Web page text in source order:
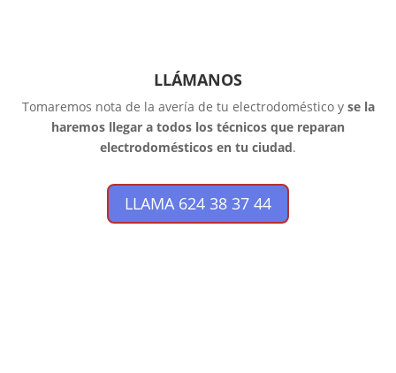
LLÁMANOS
Tomaremos nota de la avería de tu electrodoméstico y se la
haremos llegar a todos los técnicos que reparan
electrodomésticos en tu ciudad.
LLAMA 624 38 37 44